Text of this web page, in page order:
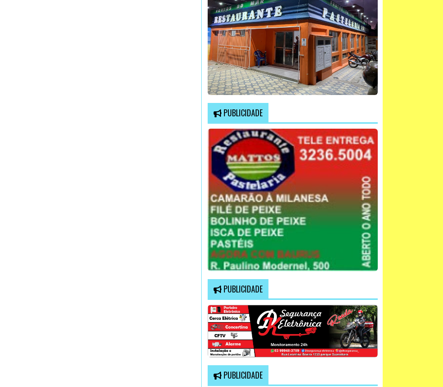
PUBLICIDADE
PUBLICIDADE
PUBLICIDADE